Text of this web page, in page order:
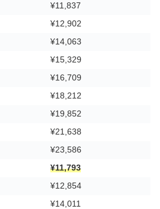
¥11,837
¥12,902
¥14,063
¥15,329
¥16,709
¥18,212
¥19,852
¥21,638
¥23,586
¥11,793
¥12,854
¥14,011